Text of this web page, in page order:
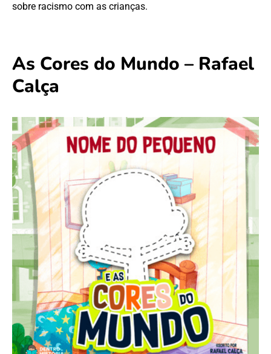
sobre racismo com as crianças.
As Cores do Mundo – Rafael
Calça